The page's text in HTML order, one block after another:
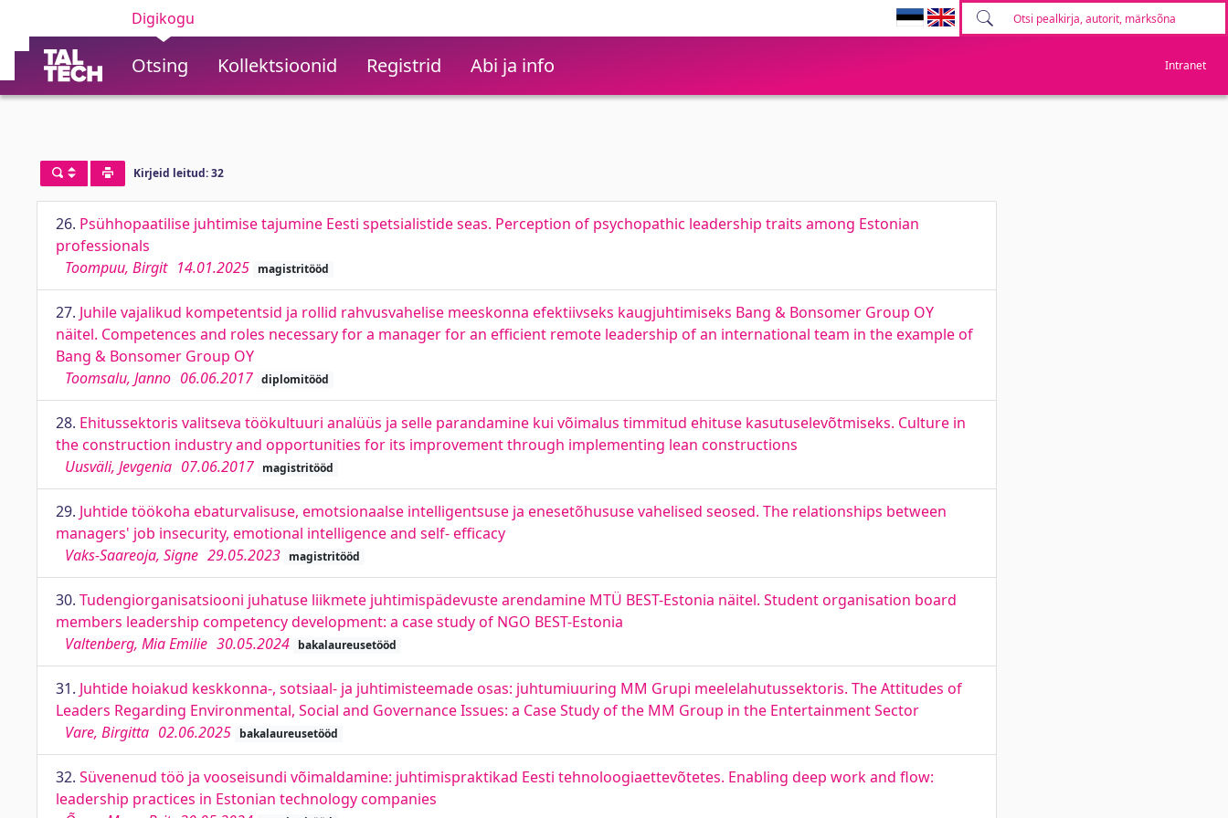
Digikogu
Otsing Kollektsioonid Registrid Abi ja info Intranet
Kirjeid leitud: 32
26. Psühhopaatilise juhtimise tajumine Eesti spetsialistide seas. Perception of psychopathic leadership traits among Estonian
professionals
Toompuu, Birgit 14.01.2025 magistritööd
27. Juhile vajalikud kompetentsid ja rollid rahvusvahelise meeskonna efektiivseks kaugjuhtimiseks Bang & Bonsomer Group OY
näitel. Competences and roles necessary for a manager for an efficient remote leadership of an international team in the example of
Bang & Bonsomer Group OY
Toomsalu, Janno 06.06.2017 diplomitööd
28. Ehitussektoris valitseva töökultuuri analüüs ja selle parandamine kui võimalus timmitud ehituse kasutuselevõtmiseks. Culture in
the construction industry and opportunities for its improvement through implementing lean constructions
Uusväli, Jevgenia 07.06.2017 magistritööd
29. Juhtide töökoha ebaturvalisuse, emotsionaalse intelligentsuse ja enesetõhususe vahelised seosed. The relationships between
managers' job insecurity, emotional intelligence and self- efficacy
Vaks-Saareoja, Signe 29.05.2023 magistritööd
30. Tudengiorganisatsiooni juhatuse liikmete juhtimispädevuste arendamine MTÜ BEST-Estonia näitel. Student organisation board
members leadership competency development: a case study of NGO BEST-Estonia
Valtenberg, Mia Emilie 30.05.2024 bakalaureusetööd
31. Juhtide hoiakud keskkonna-, sotsiaal- ja juhtimisteemade osas: juhtumiuuring MM Grupi meelelahutussektoris. The Attitudes of
Leaders Regarding Environmental, Social and Governance Issues: a Case Study of the MM Group in the Entertainment Sector
Vare, Birgitta 02.06.2025 bakalaureusetööd
32. Süvenenud töö ja vooseisundi võimaldamine: juhtimispraktikad Eesti tehnoloogiaettevõtetes. Enabling deep work and flow:
leadership practices in Estonian technology companies